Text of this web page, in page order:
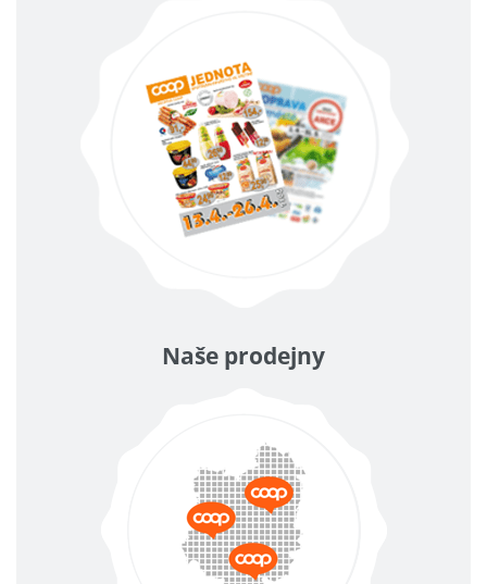
Naše prodejny